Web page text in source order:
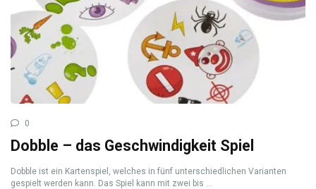
0
Dobble – das Geschwindigkeit Spiel
Dobble ist ein Kartenspiel, welches in fünf unterschiedlichen Varianten
gespielt werden kann. Das Spiel kann mit zwei bis ...